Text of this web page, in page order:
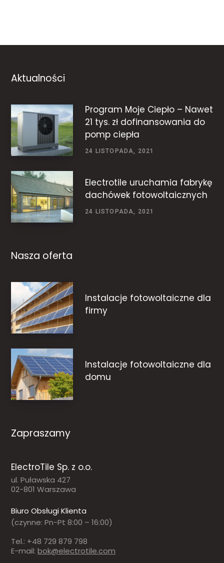
Aktualności
Program Moje Ciepło – Nawet
21 tys. zł dofinansowania do
pomp ciepła
24 LISTOPADA, 2021
Electrotile uruchamia fabrykę
dachówek fotowoltaicznych
24 LISTOPADA, 2021
Nasza oferta
Instalacje fotowoltaiczne dla
firmy
Instalacje fotowoltaiczne dla
domu
Zapraszamy
ElectroTile Sp. z o.o.
ul. Puławska 427
02-801 Warszawa
Biuro Obsługi Klienta
(czynne: Pn-Pt 8:00 – 16:00)
Tel.: +48 729 879 798
E-mail: bok@electrotile.com